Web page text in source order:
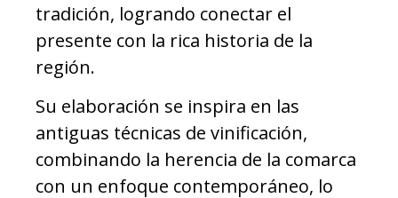
tradición, logrando conectar el
presente con la rica historia de la
región.
Su elaboración se inspira en las
antiguas técnicas de vinificación,
combinando la herencia de la comarca
con un enfoque contemporáneo, lo